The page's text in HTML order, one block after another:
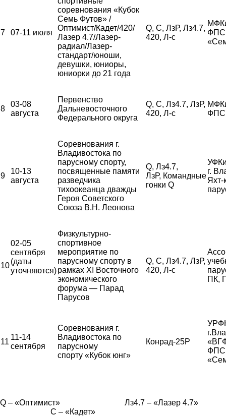
7 07-11 июля
соревнования «Кубок
Семь Футов» /
Оптимист/Кадет/420/
Лазер 4.7/Лазер-
радиал/Лазер-
стандарт/юноши,
девушки, юниоры,
юниорки до 21 года
Q, С, ЛзР, Лз4.7,
420, Л-с
ФПС,
8
03-08
августа
Первенство
Дальневосточного
Федерального округа
Q, С, Лз4.7, ЛзР,
420, Л-с
ФПС
9
10-13
августа
Соревнования г.
Владивостока по
парусному спорту,
посвященные памяти
разведчика
тихоокеанца дважды
Героя Советского
Союза В.Н. Леонова
Q, Лз4.7,
ЛзР, Командные
гонки Q
г.
Яхт-
10
02-05
сентября
(даты
уточняются)
Физкультурно-
спортивное
мероприятие по
парусному спорту в
рамках XI Восточного
экономического
форума — Парад
Парусов
Q, С, Лз4.7, ЛзР,
420, Л-с
ПК,
11
11-14
сентября
Соревнования г.
Владивостока по
парусному
спорту «Кубок юнг»
Конрад-25Р
Q – «Оптимист» Лз4.7 – «Лазер 4.7»
С – «Кадет»